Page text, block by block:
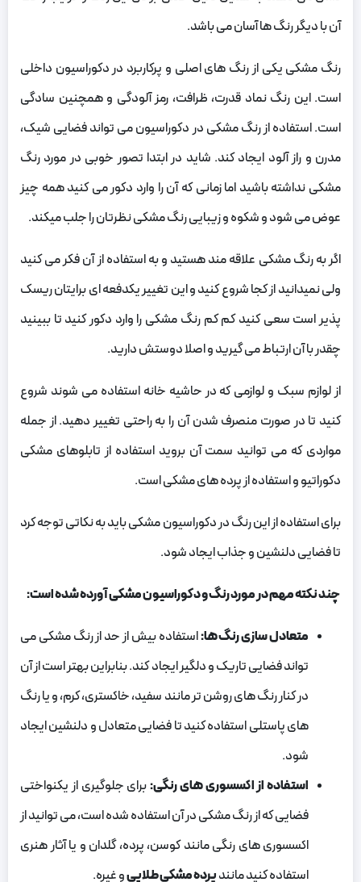
آن با دیگر رنگ ها آسان می باشد.
رنگ مشکی یکی از رنگ‌ های اصلی و پرکاربرد در دکوراسیون داخلی
است. این رنگ نماد قدرت، ظرافت، رمز آلودگی و همچنین سادگی
است. استفاده از رنگ مشکی در دکوراسیون می‌ تواند فضایی شیک،
مدرن و راز آلود ایجاد کند. شاید در ابتدا تصور خوبی در مورد رنگ
مشکی نداشته باشید اما زمانی که آن را وارد دکور می کنید همه چیز
عوض می شود و شکوه و زیبایی رنگ مشکی نظرتان را جلب میکند.
اگر به رنگ مشکی علاقه مند هستید و به استفاده از آن فکر می کنید
ولی نمیدانید از کجا شروع کنید و این تغییر یکدفعه ای برایتان ریسک
پذیر است سعی کنید کم کم رنگ مشکی را وارد دکور کنید تا ببینید
چقدر با آن ارتباط می گیرید و اصلا دوستش دارید.
از لوازم سبک و لوازمی که در حاشیه خانه استفاده می شوند شروع
کنید تا در صورت منصرف شدن آن را به راحتی تغییر دهید. از جمله
مواردی که می توانید سمت آن بروید استفاده از تابلوهای مشکی
دکوراتیو و استفاده از پرده های مشکی است.
برای استفاده از این رنگ در دکوراسیون مشکی باید به نکاتی توجه کرد
تا فضایی دلنشین و جذاب ایجاد شود.
چند نکته مهم در مورد رنگ و دکوراسیون مشکی آورده شده است:
متعادل سازی رنگ‌ ها:استفاده بیش از حد از رنگ مشکی می‌
تواند فضایی تاریک و دلگیر ایجاد کند. بنابراین بهتر است از آن
در کنار رنگ‌ های روشن‌ تر مانند سفید، خاکستری، کرم، و یا رنگ‌
های پاستلی استفاده کنید تا فضایی متعادل و دلنشین ایجاد
شود.
استفاده از اکسسوری‌ های رنگی:برای جلوگیری از یکنواختی
فضایی که از رنگ مشکی در آن استفاده شده است، می‌ توانید از
اکسسوری‌ های رنگی مانند کوسن، پرده، گلدان و یا آثار هنری
استفاده کنید مانندپرده مشکی طلاییو غیره.